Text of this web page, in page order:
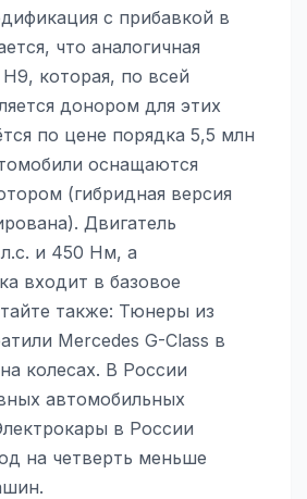
с прибавкой в
что аналогичная
которая, по всей
донором для этих
по цене порядка 5,5 млн
оснащаются
(гибридная версия
Двигатель
и 450 Нм, а
входит в базовое
также: Тюнеры из
Mercedes G-Class в
колесах. В России
автомобильных
в России
на четверть меньше